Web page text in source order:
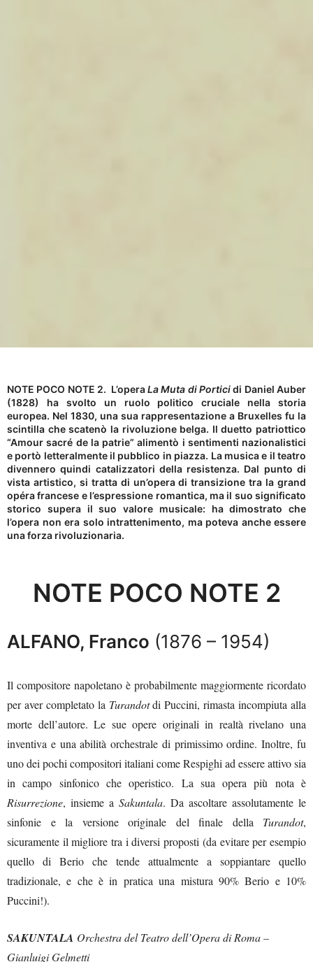
NOTE POCO NOTE 2. L’operaLa Muta di Porticidi Daniel Auber
(1828) ha svolto un ruolo politico cruciale nella storia
europea. Nel 1830, una sua rappresentazione a Bruxelles fu la
scintilla che scatenò la rivoluzione belga. Il duetto patriottico
“Amour sacré de la patrie” alimentò i sentimenti nazionalistici
e portò letteralmente il pubblico in piazza. La musica e il teatro
divennero quindi catalizzatori della resistenza. Dal punto di
vista artistico, si tratta di un’opera di transizione tra la grand
opéra francese e l’espressione romantica, ma il suo significato
storico supera il suo valore musicale: ha dimostrato che
l’opera non era solo intrattenimento, ma poteva anche essere
una forza rivoluzionaria.
NOTE POCO NOTE 2
ALFANO, Franco (1876 – 1954)
Il compositore napoletano è probabilmente maggiormente ricordato
per aver completato la Turandotdi Puccini, rimasta incompiuta alla
morte dell’autore. Le sue opere originali in realtà rivelano una
inventiva e una abilità orchestrale di primissimo ordine. Inoltre, fu
uno dei pochi compositori italiani come Respighi ad essere attivo sia
in campo sinfonico che operistico. La sua opera più nota è
Risurrezione, insieme a Sakuntala. Da ascoltare assolutamente le
sinfonie e la versione originale del finale della Turandot,
sicuramente il migliore tra i diversi proposti (da evitare per esempio
quello di Berio che tende attualmente a soppiantare quello
tradizionale, e che è in pratica una mistura 90% Berio e 10%
Puccini!).
SAKUNTALA Orchestra del Teatro dell’Opera di Roma –
Gianluigi Gelmetti